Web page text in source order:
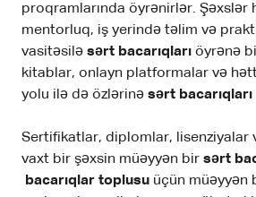
proqramlarında öyrənirlər. Şəxslər
mentorluq, iş yerində təlim və
vasitəsilə sərt bacarıqları öyrənə
kitablar, onlayn platformalar və
yolu ilə də özlərinə sərt bacarıqları
Sertifikatlar, diplomlar, lisenziyalar
vaxt bir şəxsin müəyyən bir sərt
bacarıqlar toplusu üçün müəyyən